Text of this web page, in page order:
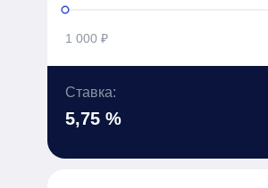
1 000 ₽
Ставка:
5,75 %